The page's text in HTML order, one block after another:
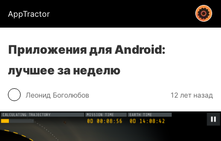
AppTractor
Приложения для Android:
лучшее за неделю
Леонид Боголюбов 12 лет назад